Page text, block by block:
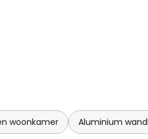
woonkamer Aluminium